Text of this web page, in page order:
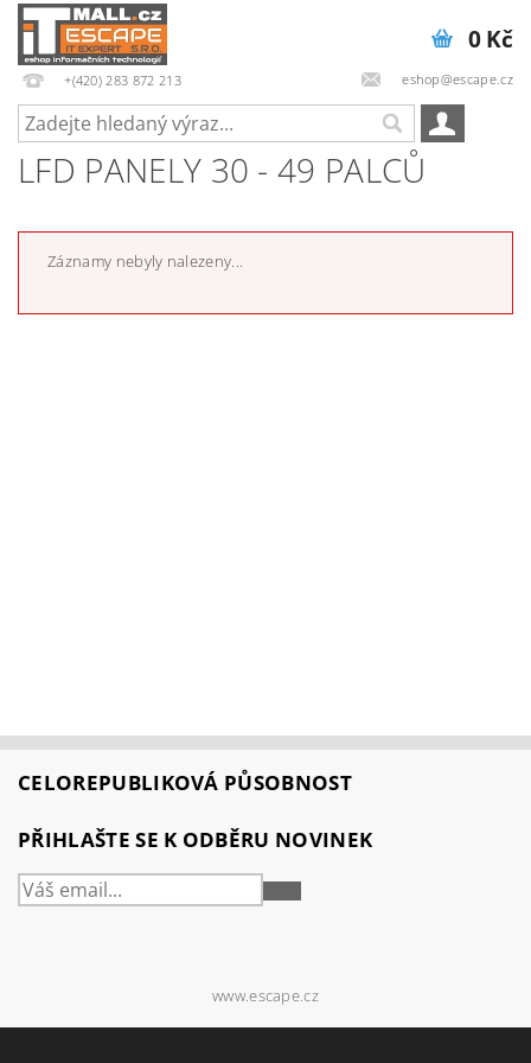
+(420) 283 872 213 eshop@escape.cz
0 Kč
LFD PANELY 30 - 49 PALCŮ
Záznamy nebyly nalezeny...
CELOREPUBLIKOVÁ PŮSOBNOST
PŘIHLAŠTE SE K ODBĚRU NOVINEK
PŘIHLÁSIT
www.escape.cz